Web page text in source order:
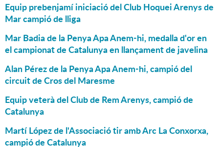
Equip prebenjamí iniciació del Club Hoquei Arenys de
Mar campió de lliga
Mar Badia de la Penya Apa Anem-hi, medalla d'or en
el campionat de Catalunya en llançament de javelina
Alan Pérez de la Penya Apa Anem-hi, campió del
circuit de Cros del Maresme
Equip veterà del Club de Rem Arenys, campió de
Catalunya
Martí López de l'Associació tir amb Arc La Conxorxa,
campió de Catalunya